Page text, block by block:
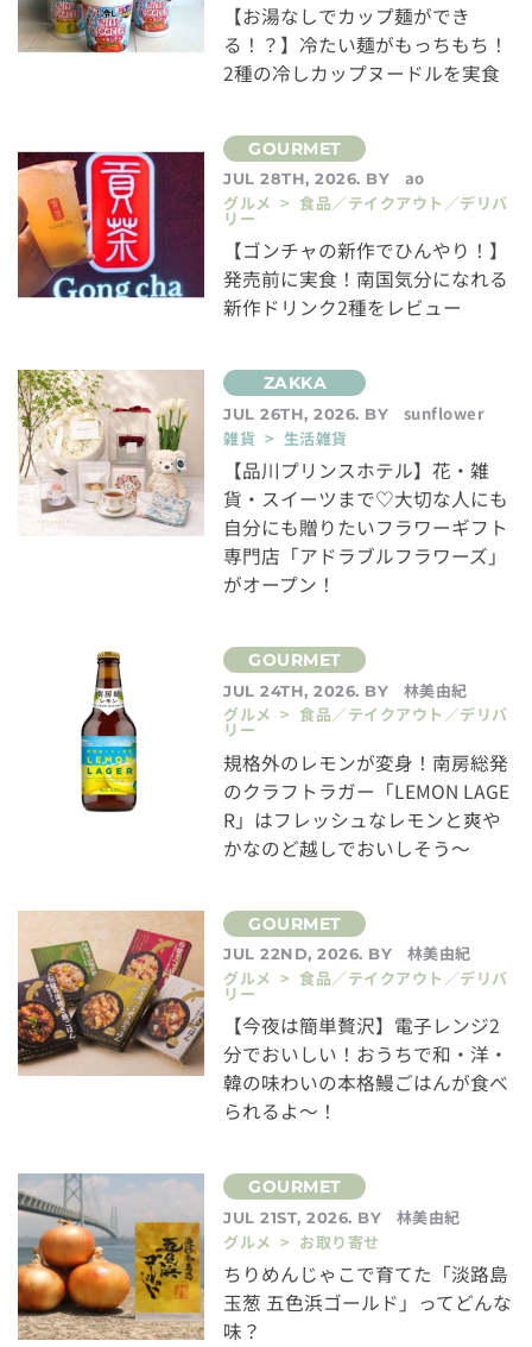
【お湯なしでカップ麺ができ
る！？】冷たい麺がもっちもち！
2種の冷しカップヌードルを実食
JUL 28TH, 2026. BY
ao
グルメ > 食品／テイクアウト／デリバ
リー
【ゴンチャの新作でひんやり！】
発売前に実食！南国気分になれる
新作ドリンク2種をレビュー
JUL 26TH, 2026. BY
sunflower
雑貨 > 生活雑貨
【品川プリンスホテル】花・雑
貨・スイーツまで♡大切な人にも
自分にも贈りたいフラワーギフト
専門店「アドラブルフラワーズ」
がオープン！
JUL 24TH, 2026. BY
林美由紀
グルメ > 食品／テイクアウト／デリバ
リー
規格外のレモンが変身！南房総発
のクラフトラガー「LEMON LAGE
R」はフレッシュなレモンと爽や
かなのど越しでおいしそう～
JUL 22ND, 2026. BY
林美由紀
グルメ > 食品／テイクアウト／デリバ
リー
【今夜は簡単贅沢】電子レンジ2
分でおいしい！おうちで和・洋・
韓の味わいの本格鰻ごはんが食べ
られるよ～！
JUL 21ST, 2026. BY
林美由紀
グルメ > お取り寄せ
ちりめんじゃこで育てた「淡路島
玉葱 五色浜ゴールド」ってどんな
味？